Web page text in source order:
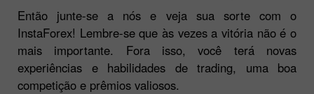
Então junte-se a nós e veja sua sorte com o
InstaForex! Lembre-se que às vezes a vitória não é o
mais importante. Fora isso, você terá novas
experiências e habilidades de trading, uma boa
competição e prêmios valiosos.